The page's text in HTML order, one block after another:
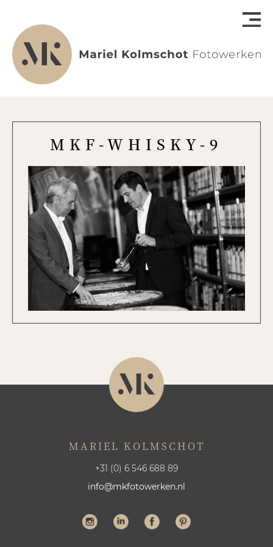
MKF-WHISKY-9
MARIEL KOLMSCHOT
+31 (0) 6 546 688 89
info@mkfotowerken.nl